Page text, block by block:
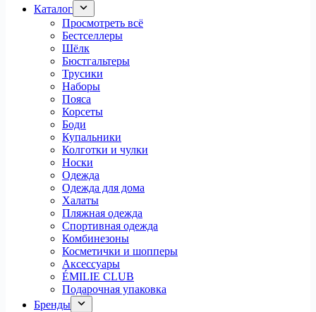
Каталог
Просмотреть всё
Бестселлеры
Шёлк
Бюстгальтеры
Трусики
Наборы
Пояса
Корсеты
Боди
Купальники
Колготки и чулки
Носки
Одежда
Одежда для дома
Халаты
Пляжная одежда
Спортивная одежда
Комбинезоны
Косметички и шопперы
Аксессуары
ÉMILIE CLUB
Подарочная упаковка
Бренды